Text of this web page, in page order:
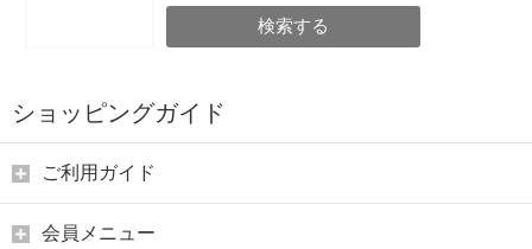
検索する
ショッピングガイド
ご利用ガイド
会員メニュー